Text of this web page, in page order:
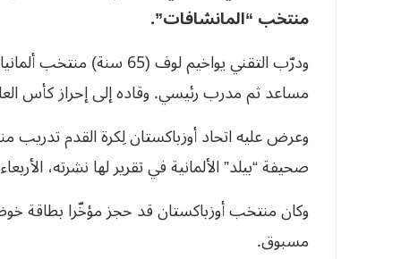
منتخب “المانشافات”.
مساعد ثم مدرب رئيسي. وقاده إلى إحراز كأس العالم
وعرض عليه اتحاد أوزباكستان لِكرة القدم
صحيفة “بيلد” الألمانية في تقرير لها نشرته،
مسبوق.